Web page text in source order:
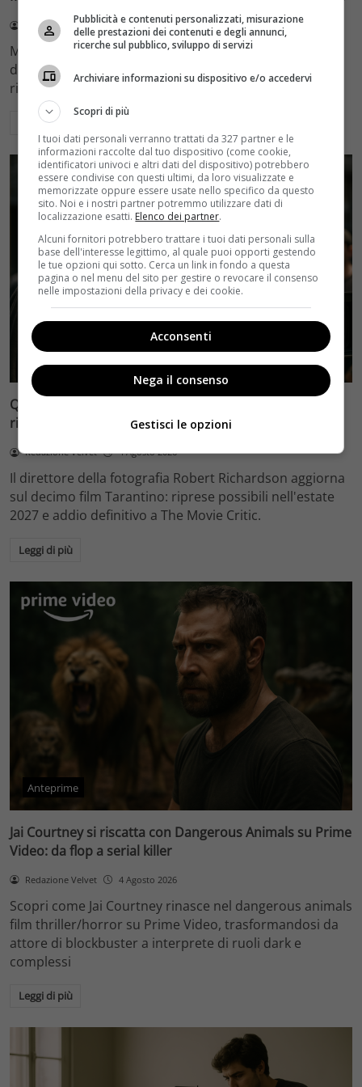
Redazione Velvet 4 Agosto 2026
Mediaset sceglie di mantenere Gerry Scotti e La Ruota
della Fortuna nell'access prime time estivo di Canale 5,
rinviando a dicembre il debutto di Enrico Pa
Leggi di più
Quentin Tarantino e il decimo film: Robert Richardson
rivela riprese forse nel 2027 e l’addio a The Movie Critic
Redazione Velvet 4 Agosto 2026
Il direttore della fotografia Robert Richardson aggiorna
sul decimo film Tarantino: riprese possibili nell'estate
2027 e addio definitivo a The Movie Critic.
Leggi di più
Anteprime
Jai Courtney si riscatta con Dangerous Animals su Prime
Video: da flop a serial killer
Redazione Velvet 4 Agosto 2026
Scopri come Jai Courtney rinasce nel dangerous animals
film thriller/horror su Prime Video, trasformandosi da
attore di blockbuster a interprete di ruoli dark e
complessi
Leggi di più
Pubblicità e contenuti personalizzati, misurazione
delle prestazioni dei contenuti e degli annunci,
ricerche sul pubblico, sviluppo di servizi
Archiviare informazioni su dispositivo e/o accedervi
Scopri di più
I tuoi dati personali verranno trattati da 327 partner e le
informazioni raccolte dal tuo dispositivo (come cookie,
identificatori univoci e altri dati del dispositivo) potrebbero
essere condivise con questi ultimi, da loro visualizzate e
memorizzate oppure essere usate nello specifico da questo
sito. Noi e i nostri partner potremmo utilizzare dati di
localizzazione esatti. Elenco dei partner.
Alcuni fornitori potrebbero trattare i tuoi dati personali sulla
base dell'interesse legittimo, al quale puoi opporti gestendo
le tue opzioni qui sotto. Cerca un link in fondo a questa
pagina o nel menu del sito per gestire o revocare il consenso
nelle impostazioni della privacy e dei cookie.
Acconsenti
Nega il consenso
Gestisci le opzioni